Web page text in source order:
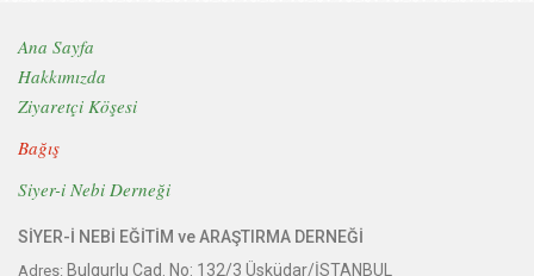
Ana Sayfa
Hakkımızda
Ziyaretçi Köşesi
Bağış
Siyer-i Nebi Derneği
SİYER-İ NEBİ EĞİTİM ve ARAŞTIRMA DERNEĞİ
Adres: Bulgurlu Cad. No: 132/3 Üsküdar/İSTANBUL